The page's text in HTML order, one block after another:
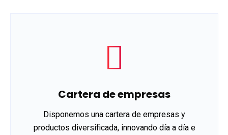
Cartera de empresas
Disponemos una cartera de empresas y
productos diversificada, innovando día a día e